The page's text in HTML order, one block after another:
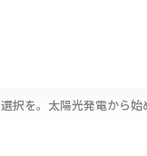
択を。太陽光発電から